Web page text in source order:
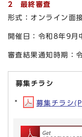
2 最終審査
形式：オンライン面
開催日：令和8年9月
審査結果通知時期：
募集チラシ
募集チラシ